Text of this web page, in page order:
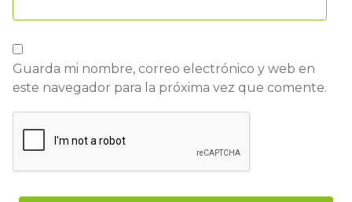
Guarda mi nombre, correo electrónico y web en
este navegador para la próxima vez que comente.